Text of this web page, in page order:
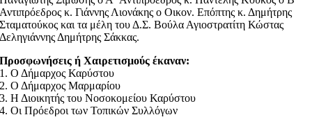
Αντιπρόεδρος κ. Γιάννης Λιονάκης ο Οικον. Επόπτης κ. Δημήτρης
Σταματούκος και τα μέλη του Δ.Σ. Βούλα Αγιοστρατίτη Κώστας
Δεληγιάννης Δημήτρης Σάκκας.
Προσφωνήσεις ή Χαιρετισμούς έκαναν:
1. Ο Δήμαρχος Καρύστου
2. Ο Δήμαρχος Μαρμαρίου
3. Η Διοικητής του Νοσοκομείου Καρύστου
4. Οι Πρόεδροι των Τοπικών Συλλόγων